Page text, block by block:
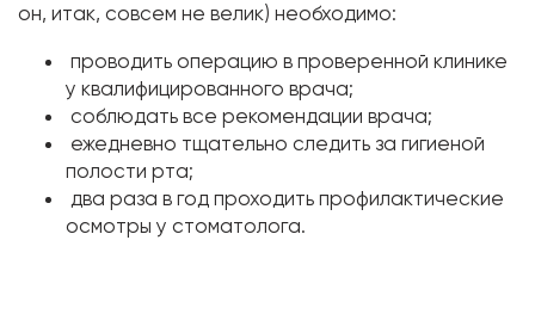
он, итак, совсем не велик) необходимо:
проводить операцию в проверенной клинике
у квалифицированного врача;
соблюдать все рекомендации врача;
ежедневно тщательно следить за гигиеной
полости рта;
два раза в год проходить профилактические
осмотры у стоматолога.